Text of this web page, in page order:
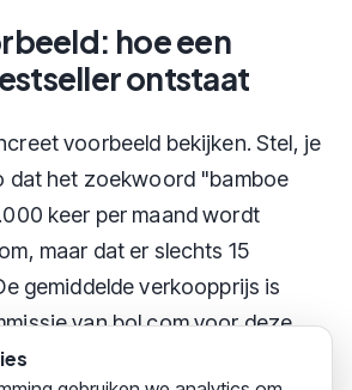
hoe een
ontstaat
voorbeeld bekijken. Stel, je
dat het zoekwoord "bamboe
keer per maand wordt
maar dat er slechts 15
gemiddelde verkoopprijs is
van bol.com voor deze
Je vindt een leverancier op